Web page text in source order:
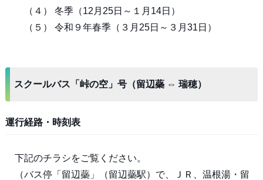
（４） 冬季（12月25日～１月14日）
（５） 令和９年春季（３月25日～３月31日）
スクールバス「峠の空」号（留辺蘂 ⇔ 瑞穂）
運行経路・時刻表
下記のチラシをご覧ください。
（バス停「留辺蘂」（留辺蘂駅）で、ＪＲ、温根湯・留